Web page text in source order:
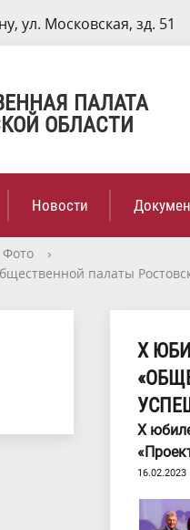
ул. Московская, зд. 51
ПАЛАТА
ОБЛАСТИ
Новости
Фото
›
палаты
Х
Х
16.02.2023